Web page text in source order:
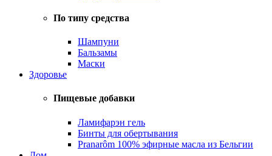
По типу средства
Шампуни
Бальзамы
Маски
Здоровье
Пищевые добавки
Ламифарэн гель
Бинты для обертывания
Pranarôm 100% эфирные масла из Бельгии